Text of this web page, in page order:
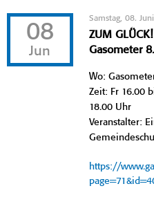
08
Jun
Samstag, 08.
ZUM
Gasometer
Wo:
Zeit: Fr 16.00
18.00 Uhr
Veranstalter:
https://